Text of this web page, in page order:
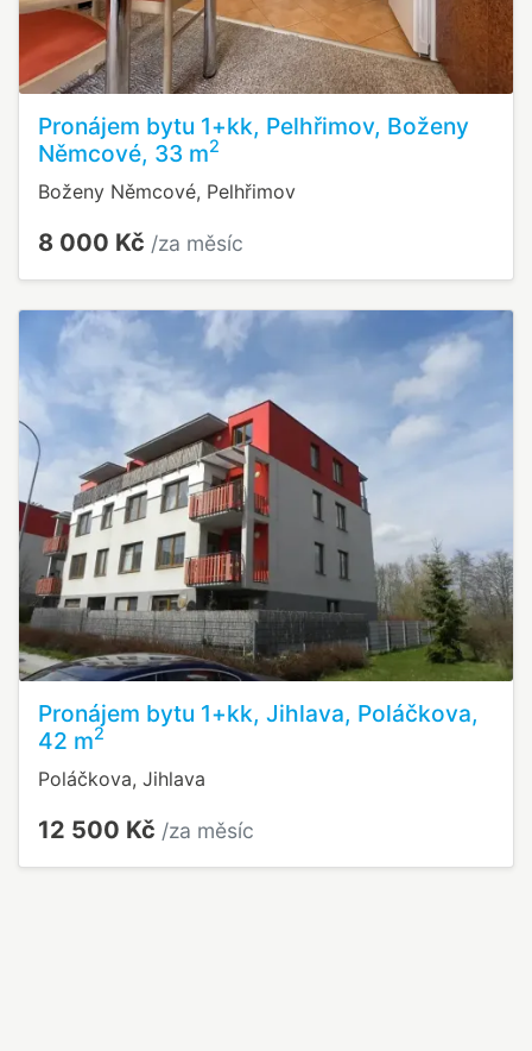
Pronájem bytu 1+kk, Pelhřimov, Boženy
Němcové, 33 m2
Boženy Němcové, Pelhřimov
8 000 Kč /za měsíc
Pronájem bytu 1+kk, Jihlava, Poláčkova,
42 m2
Poláčkova, Jihlava
12 500 Kč /za měsíc